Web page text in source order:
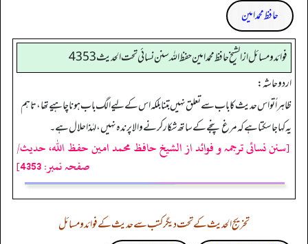
حافظ محمد امین
فوائد ومسائل از الشيخ حافظ محمد امين حفظ الله سنن نسائي تحت الحديث4353
اردو حاشہ:
ظاہراً تو اس حدیث کا باب سے تعلق نہیں بتنا بلکہ اس کے لیے الگ باب ہونا چاہیے تھا، تاہم
یہ کہا جا سکتا ہے کہ مرغ پنجے کے ساتھ شکار کرنے والا پرندہ نہیں، لہٰذا حلال ہے۔
[سنن نسائی ترجمہ و فوائد از الشیخ حافظ محمد امین حفظ اللہ، حدیث/
صفحہ نمبر: 4353]
تخریج الحدیث کے تحت دیگر کتب سے حدیث کے فوائد و مسائل